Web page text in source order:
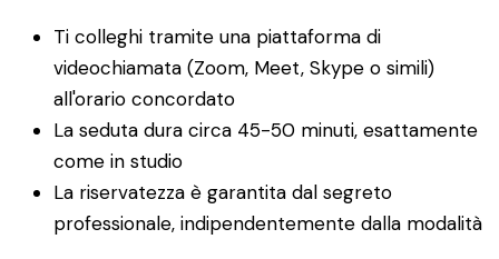
Ti colleghi tramite una piattaforma di
videochiamata (Zoom, Meet, Skype o simili)
all'orario concordato
La seduta dura circa 45-50 minuti, esattamente
come in studio
La riservatezza è garantita dal segreto
professionale, indipendentemente dalla modalità